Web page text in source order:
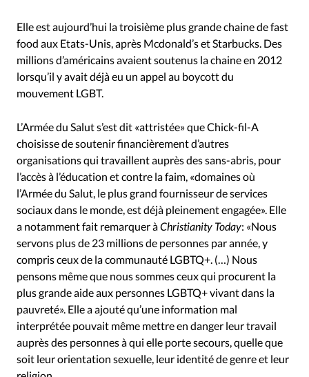
Elle est aujourd’hui la troisième plus grande chaine de fast
food aux Etats-Unis, après Mcdonald’s et Starbucks. Des
millions d’américains avaient soutenus la chaine en 2012
lorsqu’il y avait déjà eu un appel au boycott du
mouvement LGBT.
L’Armée du Salut s’est dit «attristée» que Chick-fil-A
choisisse de soutenir financièrement d’autres
organisations qui travaillent auprès des sans-abris, pour
l’accès à l’éducation et contre la faim, «domaines où
l’Armée du Salut, le plus grand fournisseur de services
sociaux dans le monde, est déjà pleinement engagée». Elle
a notamment fait remarquer àChristianity Today: «Nous
servons plus de 23 millions de personnes par année, y
compris ceux de la communauté LGBTQ+. (…) Nous
pensons même que nous sommes ceux qui procurent la
plus grande aide aux personnes LGBTQ+ vivant dans la
pauvreté». Elle a ajouté qu’une information mal
interprétée pouvait même mettre en danger leur travail
auprès des personnes à qui elle porte secours, quelle que
soit leur orientation sexuelle, leur identité de genre et leur